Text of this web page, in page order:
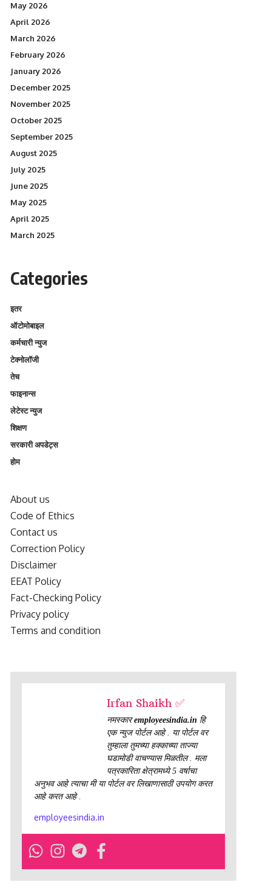
May 2026
April 2026
March 2026
February 2026
January 2026
December 2025
November 2025
October 2025
September 2025
August 2025
July 2025
June 2025
May 2025
April 2025
March 2025
Categories
इतर
ऑटोमोबाइल
कर्मचारी न्युज
टेक्नोलॉजी
तेच
फाइनान्स
लेटेस्ट न्युज
शिक्षण
सरकारी अपडेट्स
होम
About us
Code of Ethics
Contact us
Correction Policy
Disclaimer
EEAT Policy
Fact-Checking Policy
Privacy policy
Terms and condition
Irfan Shaikh ✅
नमस्कारemployeesindia.in हि
एक न्युज पोर्टल आहे . या पोर्टल वर
तुम्हाला तुमच्या हक्काच्या ताज्या
घडामोडी वाचण्यास मिळतील . मला
पत्रकारिता क्षेत्रामध्ये 5 वर्षाचा
अनुभव आहे त्याचा मी या पोर्टल वर लिखाणासाठी उपयोग करत
आहे करत आहे .
employeesindia.in